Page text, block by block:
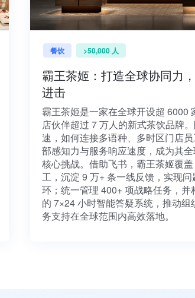
通
餐饮 >50,000 人
霸王茶姬：打造全球协同
霸王茶姬是一家在全球开设超
店伙伴超过 7 万人的新式茶饮
速，如何连接多语种、多时区
部感知力与服务响应速度，成
核心挑战。借助飞书，霸王茶
工，沉淀 9 万+ 条一线反馈，
环；统一管理 400+ 项战略任务
的 7×24 小时智能答疑系统，推
务支持在全球范围内高效落地。